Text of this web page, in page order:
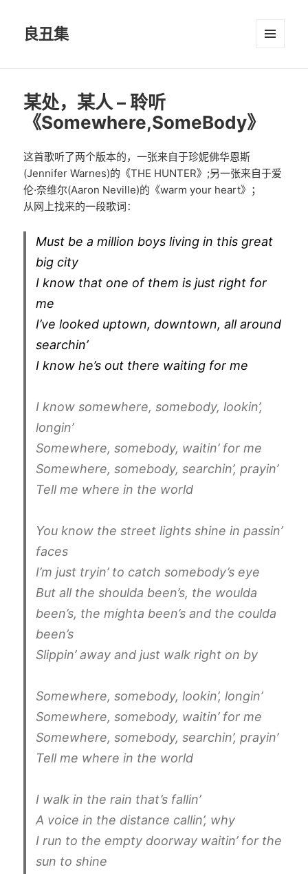
良丑集
某处，某人 – 聆听
《Somewhere,SomeBody》
这首歌听了两个版本的，一张来自于珍妮佛华恩斯
(Jennifer Warnes)的《THE HUNTER》;另一张来自于爱
伦·奈维尔(Aaron Neville)的《warm your heart》；
从网上找来的一段歌词：
Must be a million boys living in this great
big city
I know that one of them is just right for
me
I’ve looked uptown, downtown, all around
searchin’
I know he’s out there waiting for me
I know somewhere, somebody, lookin’,
longin’
Somewhere, somebody, waitin’ for me
Somewhere, somebody, searchin’, prayin’
Tell me where in the world
You know the street lights shine in passin’
faces
I’m just tryin’ to catch somebody’s eye
But all the shoulda been’s, the woulda
been’s, the mighta been’s and the coulda
been’s
Slippin’ away and just walk right on by
Somewhere, somebody, lookin’, longin’
Somewhere, somebody, waitin’ for me
Somewhere, somebody, searchin’, prayin’
Tell me where in the world
I walk in the rain that’s fallin’
A voice in the distance callin’, why
I run to the empty doorway waitin’ for the
sun to shine